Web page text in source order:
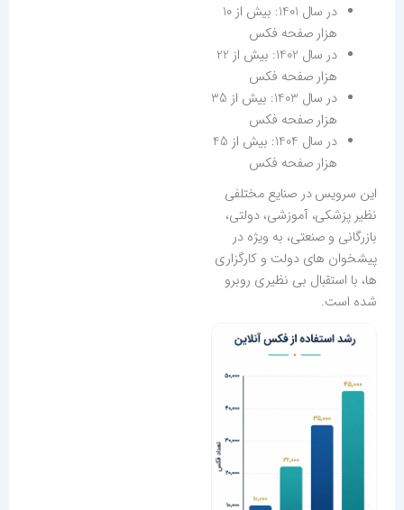
در سال 1401: بیش از 10
هزار صفحه فکس
در سال 1402: بیش از 22
هزار صفحه فکس
در سال 1403: بیش از 35
هزار صفحه فکس
در سال 1404: بیش از 45
هزار صفحه فکس
این سرویس در صنایع مختلفی
نظیر پزشکی، آموزشی، دولتی،
بازرگانی و صنعتی، به ویژه در
پیشخوان های دولت و کارگزاری
ها، با استقبال بی نظیری روبرو
شده است.